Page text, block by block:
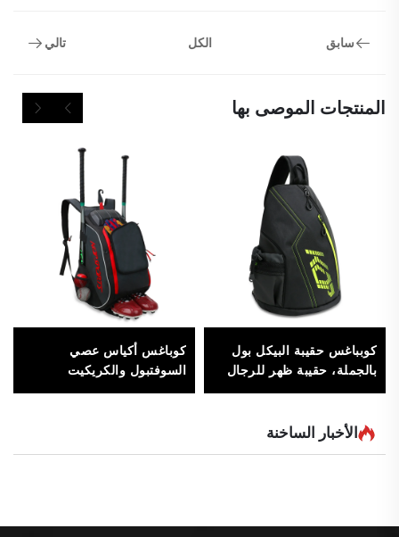
سابق الكل تالي
المنتجات الموصى بها
كوبباغس حقيبة البيكل بول
بالجملة، حقيبة ظهر للرجال
والنساء، حقيبة تنس، حقيبة
قابل للعكس
كوباغس أكياس عصي
السوفتبول والكريكيت
المخصصة منتج رياضي عالي
الأخبار الساخنة